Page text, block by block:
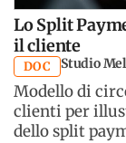
Lo Split
il cliente
DOC Studio
Modello di
clienti per
dello split